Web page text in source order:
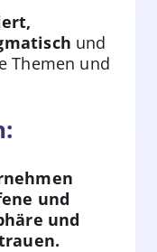
und
Themen und
und
und